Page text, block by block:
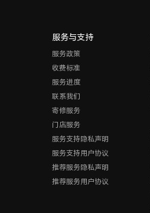
服务与支持
服务政策
收费标准
服务进度
联系我们
寄修服务
门店服务
服务支持隐私声明
服务支持用户协议
推荐服务隐私声明
推荐服务用户协议